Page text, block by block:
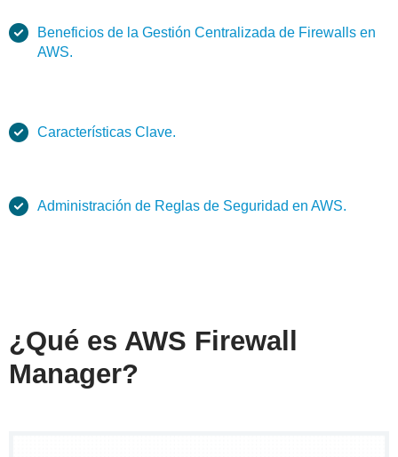
Beneficios de la Gestión Centralizada de Firewalls en
AWS.
Características Clave.
Administración de Reglas de Seguridad en AWS.
¿Qué es AWS Firewall
Manager?